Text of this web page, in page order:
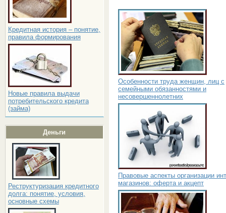
Кредитная история – понятие,
правила формирования
Новые правила выдачи
потребительского кредита
(займа)
Деньги
Реструктуризация кредитного
долга: понятие, условия,
основные схемы
Особенности труда женщин, лиц с
семейными обязанностями и
несовершеннолетних
Правовые аспекты организации
магазинов: оферта и акцепт